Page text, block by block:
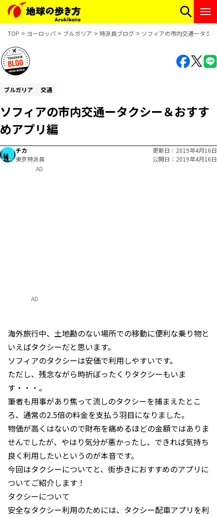
TOP ヨーロッパ ブルガリア 特派員ブログ ソフィアの市内交通ータク
ブルガリア 交通
ソフィアの市内交通ータクシー＆おすす
めアプリ編
チカ
東京特派員
更新日
2019年4月16日
公開日
2019年4月16日
AD
海外旅行中、土地勘のない場所での移動に便利な乗り物と
いえばタクシーだと思います。
ソフィアのタクシーは安価で利用しやすいです。
ただし、残念ながら時折ぼったくりタクシーもいま
す・・・。
筆者も用事があり焦って流しのタクシーを捕まえたとこ
ろ、通常の2.5倍の料金を支払う羽目になりました。
物価が高くはないので財布を痛めるほどの金額ではありま
せんでしたが、やはり気分が悪かったし、できれば気持ち
良く利用したいというのが本音です。
今回はタクシーについてと、街歩きにおすすめのアプリに
ついてご紹介します！
タクシーについて
安全なタクシー利用のためには、タクシー配車アプリを利
AD